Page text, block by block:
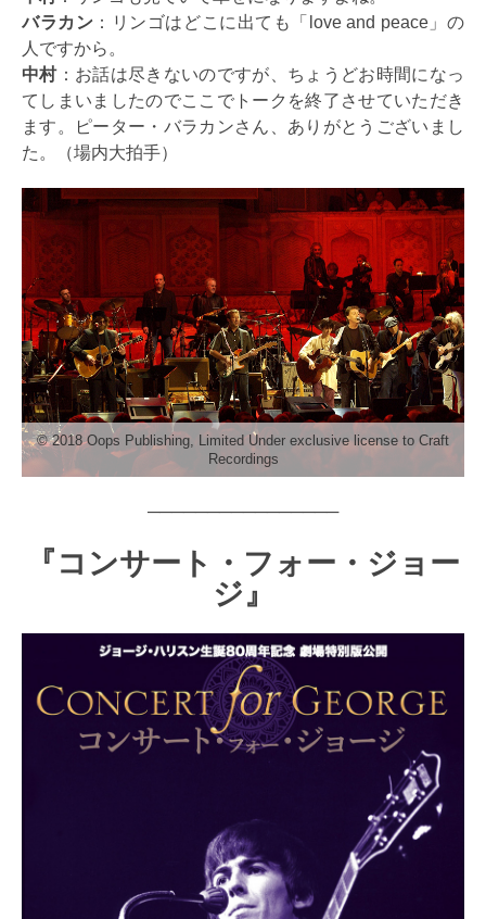
バラカン ：リンゴはどこに出ても「love and peace」の
人ですから。
中村：お話は尽きないのですが、ちょうどお時間になっ
てしまいましたのでここでトークを終了させていただき
ます。ピーター・バラカンさん、ありがとうございまし
た。（場内大拍手）
© 2018 Oops Publishing, Limited Under exclusive license to Craft
Recordings
────────────────
『コンサート・フォー・ジョー
ジ』